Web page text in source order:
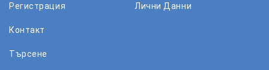
Регистрация Лични Данни
Контакт
Търсене